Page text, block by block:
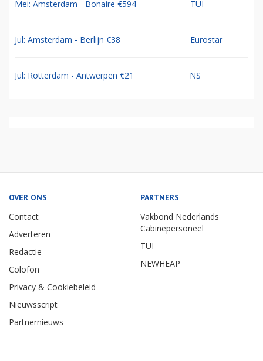
Mei: Amsterdam - Bonaire €594 TUI
Jul: Amsterdam - Berlijn €38 Eurostar
Jul: Rotterdam - Antwerpen €21 NS
OVER ONS
Contact
Adverteren
Redactie
Colofon
Privacy & Cookiebeleid
Nieuwsscript
Partnernieuws
PARTNERS
Vakbond Nederlands
Cabinepersoneel
TUI
NEWHEAP